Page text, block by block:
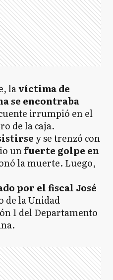
lavíctima de
se encontraba
irrumpió en el
de la caja.
y se trenzó con
unfuerte golpe en
la muerte. Luego,
por el fiscal José
de la Unidad
1 del Departamento